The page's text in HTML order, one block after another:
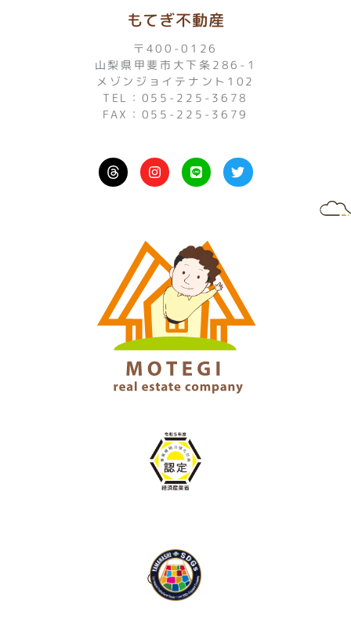
もてぎ不動産
〒400-0126
山梨県甲斐市大下条286-1
メゾンジョイテナント102
TEL：055-225-3678
FAX：055-225-3679
I
n
s
a
m
L
i
n
T
w
i